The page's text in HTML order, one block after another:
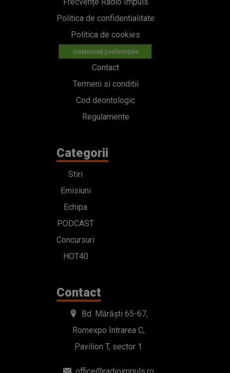
Frecvențe Radio Impuls
Politica de confidentialitate
Politica de cookies
Gestionați preferințele
Contact
Termeni si conditii
Cod deontologic
Regulamente
Categorii
Stiri
Emisiuni
Echipa
PODCAST
Concursuri
HOT40
Contact
Bd. Mărăști 65-67,
Romexpo Intrarea C,
Pavilion T, sector 1